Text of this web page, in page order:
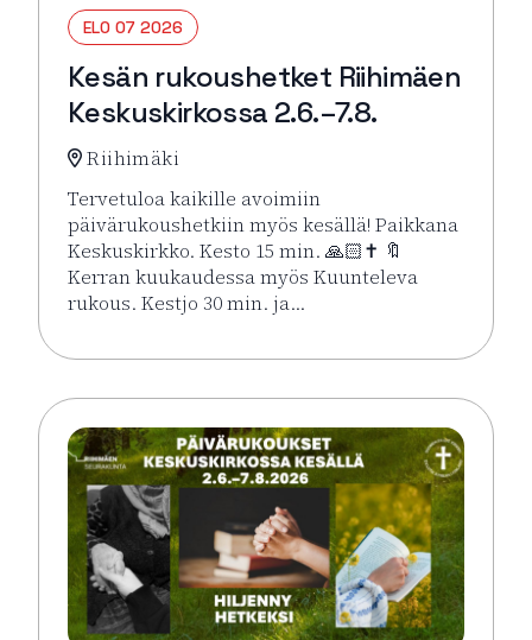
ELO 07 2026
Kesän rukoushetket Riihimäen
Keskuskirkossa 2.6.–7.8.
Riihimäki
Tervetuloa kaikille avoimiin
päivärukoushetkiin myös kesällä! Paikkana
Keskuskirkko. Kesto 15 min. 🙏🏻✝️ 🔖
Kerran kuukaudessa myös Kuunteleva
rukous. Kestjo 30 min. ja…
Lue lisää tapahtumasta Kesän rukoushetket